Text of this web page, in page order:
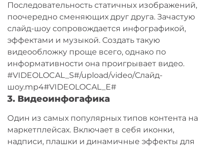
Последовательность статичных изображений,
поочередно сменяющих друг друга. Зачастую
слайд-шоу сопровождается инфографикой,
эффектами и музыкой. Создать такую
видеообложку проще всего, однако по
информативности она проигрывает видео.
#VIDEOLOCAL_S#/upload/video/Слайд-
шоу.mp4#VIDEOLOCAL_E#
3. Видеоинфогафика
Один из самых популярных типов контента на
маркетплейсах. Включает в себя иконки,
надписи, плашки и динамичные эффекты для